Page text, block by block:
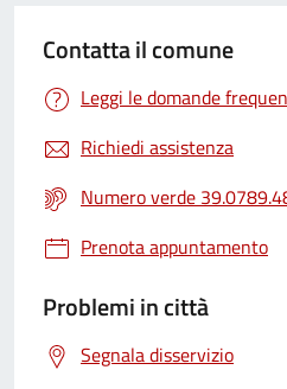
Contatta il comune
Leggi le domande
Richiedi assistenza
Numero verde
Prenota appuntamento
Problemi in città
Segnala disservizio